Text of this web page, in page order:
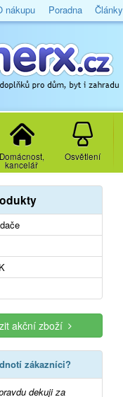
nákupu Poradna Články
Domácnost,
kancelář
Osvětlení
akční zboží
zákazníci?